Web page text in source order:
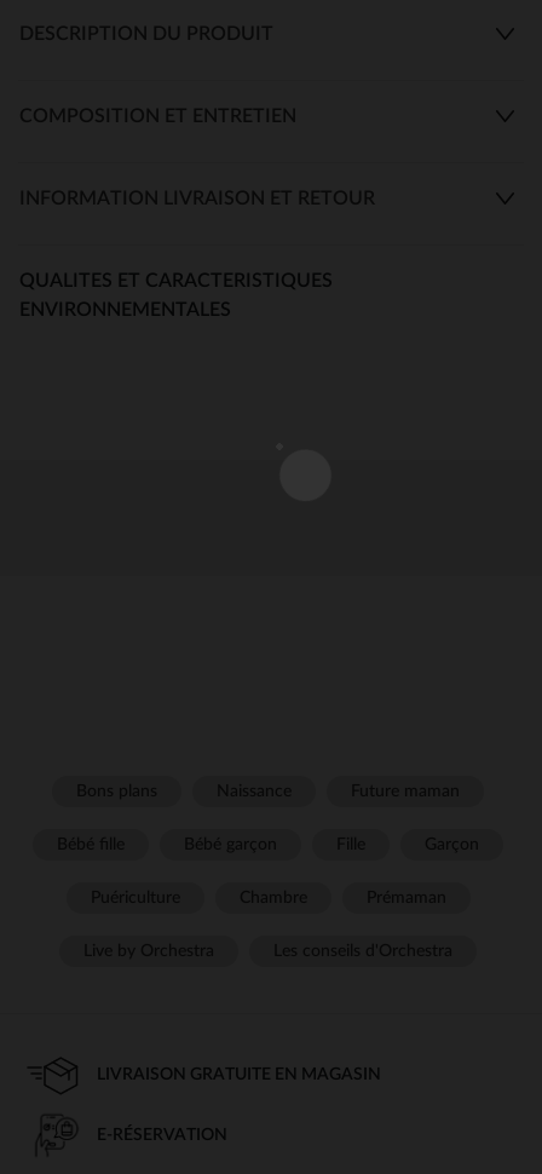
DESCRIPTION DU PRODUIT
COMPOSITION ET ENTRETIEN
INFORMATION LIVRAISON ET RETOUR
QUALITES ET CARACTERISTIQUES
ENVIRONNEMENTALES
LIVRAISON GRATUITE EN MAGASIN
E-RÉSERVATION